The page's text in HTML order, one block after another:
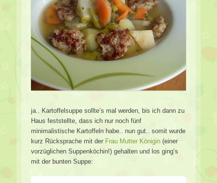
ja.. Kartoffelsuppe sollte’s mal werden, bis ich dann zu
Haus feststellte, dass ich nur noch fünf
minimalistische Kartoffeln habe.. nun gut.. somit wurde
kurz Rücksprache mit der Frau Mutter Königin (einer
vorzüglichen Suppenköchin!) gehalten und los ging’s
mit der bunten Suppe: